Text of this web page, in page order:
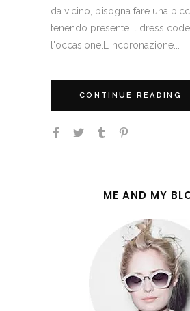
da vicino, bisogna fare una
tenendo presente il dress
l'occasione.L'incoronazione...
CONTINUE READING
ME AND MY